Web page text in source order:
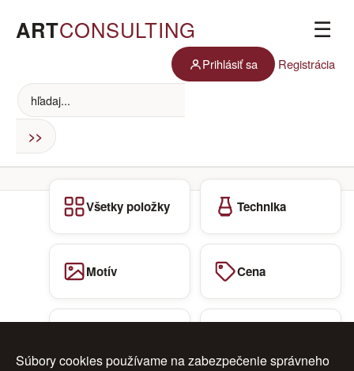
ARTCONSULTING ☰
Prihlásiť sa Registrácia
Všetky položky Technika
Motív Cena
Súbory cookies používame na zabezpečenie správneho